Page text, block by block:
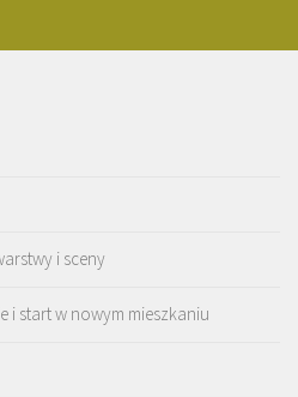
i sceny
i start w nowym mieszkaniu